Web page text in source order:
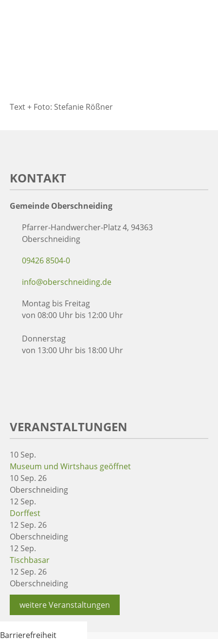
Text + Foto: Stefanie Rößner
KONTAKT
Gemeinde Oberschneiding
Pfarrer-Handwercher-Platz 4, 94363
Oberschneiding
09426 8504-0
info@oberschneiding.de
Montag bis Freitag
von 08:00 Uhr bis 12:00 Uhr
Donnerstag
von 13:00 Uhr bis 18:00 Uhr
VERANSTALTUNGEN
10 Sep.
Museum und Wirtshaus geöffnet
10 Sep. 26
Oberschneiding
12 Sep.
Dorffest
12 Sep. 26
Oberschneiding
12 Sep.
Tischbasar
12 Sep. 26
Oberschneiding
weitere Veranstaltungen
Barrierefreiheit